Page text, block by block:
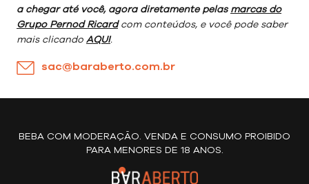
a chegar até você, agora diretamente pelas marcas do
Grupo Pernod Ricardcom conteúdos, e você pode saber
mais clicando AQUI.
sac@baraberto.com.br
BEBA COM MODERAÇÃO. VENDA E CONSUMO PROIBIDO
PARA MENORES DE 18 ANOS.